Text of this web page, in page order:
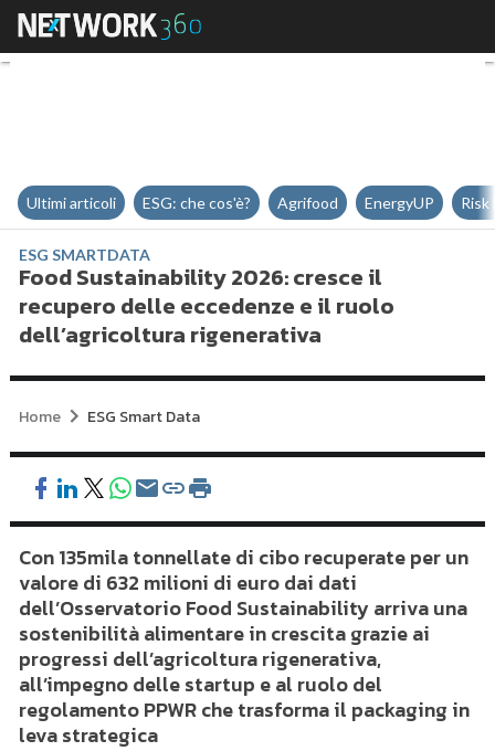
Food Sustainability 2026:
Ultimi articoli ESG: che cos'è? Agrifood EnergyUP Risk
ESG SMARTDATA
Food Sustainability 2026: cresce il
recupero delle eccedenze e il ruolo
dell’agricoltura rigenerativa
Home ESG Smart Data
Con 135mila tonnellate di cibo recuperate per un
valore di 632 milioni di euro dai dati
dell’Osservatorio Food Sustainability arriva una
sostenibilità alimentare in crescita grazie ai
progressi dell’agricoltura rigenerativa,
all’impegno delle startup e al ruolo del
regolamento PPWR che trasforma il packaging in
leva strategica